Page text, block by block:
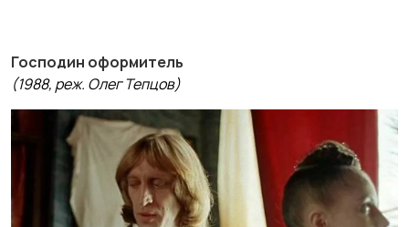
Господин оформитель
(1988, реж. Олег Тепцов)